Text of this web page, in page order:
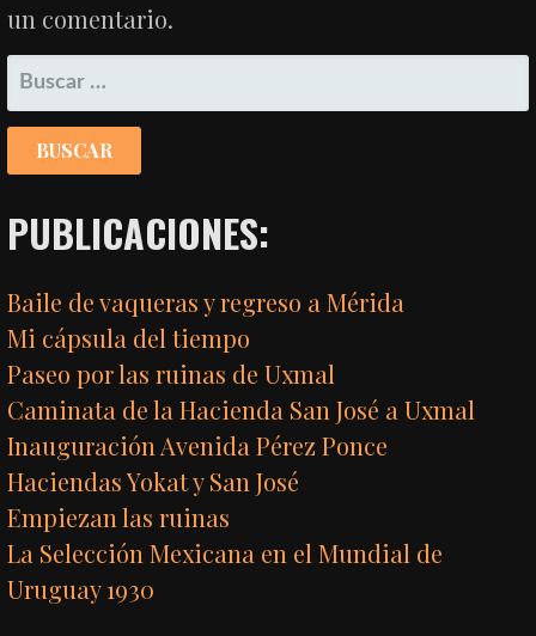
un comentario.
BUSCAR:
PUBLICACIONES:
Baile de vaqueras y regreso a Mérida
Mi cápsula del tiempo
Paseo por las ruinas de Uxmal
Caminata de la Hacienda San José a Uxmal
Inauguración Avenida Pérez Ponce
Haciendas Yokat y San José
Empiezan las ruinas
La Selección Mexicana en el Mundial de
Uruguay 1930